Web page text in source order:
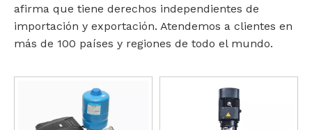
afirma que tiene derechos independientes de
importación y exportación. Atendemos a clientes en
más de 100 países y regiones de todo el mundo.